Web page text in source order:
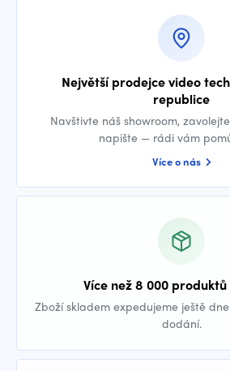
Největší prodejce video
republice
Navštivte náš showroom,
napište — rádi vám
Více o nás
Více než 8 000
Zboží skladem expedujeme ještě
dodání.